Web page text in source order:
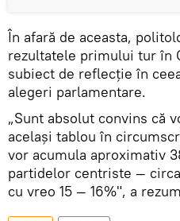
În afară de aceasta,
rezultatele primului tur în
subiect de reflecție în
alegeri parlamentare.
„Sunt absolut convins că
același tablou în
vor acumula aproximativ
partidelor centriste —
cu vreo 15 — 16%", a